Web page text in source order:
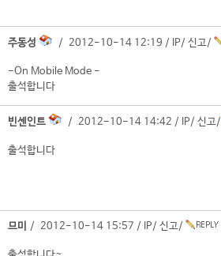
주동성 / 2012-10-14 12:19 / IP/ 신고/
-On Mobile Mode -
출석합니다
빈센인트 / 2012-10-14 14:42 / IP/ 신고/
출석합니다
므미 / 2012-10-14 15:57 / IP/ 신고/